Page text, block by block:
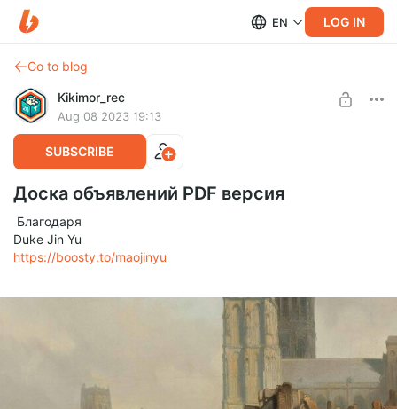
EN LOG IN
Go to blog
Kikimor_rec
Aug 08 2023 19:13
SUBSCRIBE
Доска объявлений PDF версия
Благодаря
Duke Jin Yu
https://boosty.to/maojinyu